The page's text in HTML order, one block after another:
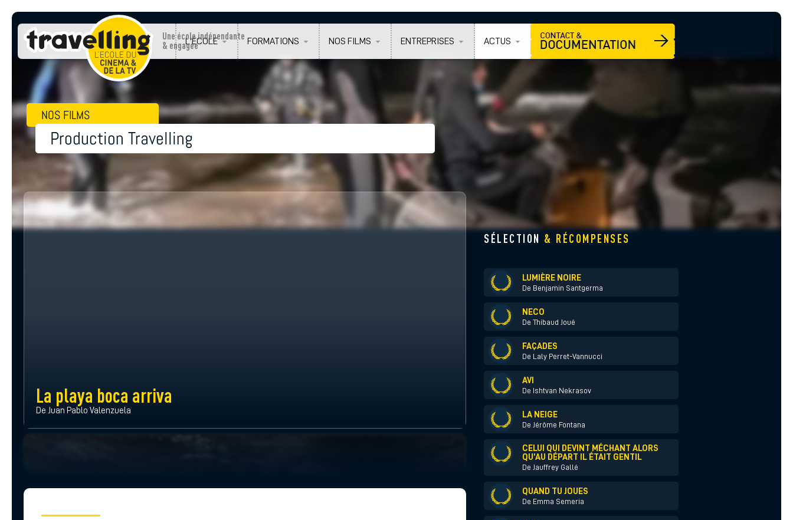
Une école indépendante
& engagéeL'ÉCOLE FORMATIONS NOS FILMS ENTREPRISES ACTUS
NOS FILMS
Production Travelling
La playa boca arriva
De Juan Pablo Valenzuela
SÉLECTION & RÉCOMPENSES
LUMIÈRE NOIRE
De Benjamin Santgerma
NECO
De Thibaud Joué
FAÇADES
De Laly Perret-Vannucci
AVI
De Ishtvan Nekrasov
LA NEIGE
De Jérôme Fontana
CELUI QUI DEVINT MÉCHANT ALORS
QU’AU DÉPART IL ÉTAIT GENTIL
De Jauffrey Gallé
QUAND TU JOUES
De Emma Semeria